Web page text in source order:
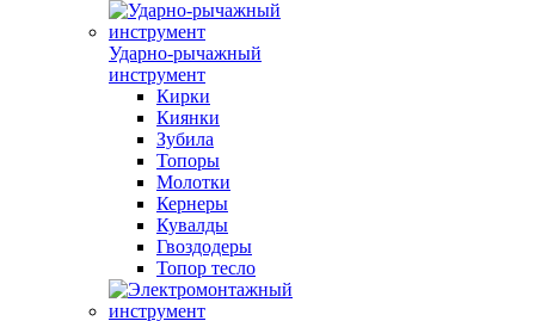
Ударно-рычажный
инструмент
Кирки
Киянки
Зубила
Топоры
Молотки
Кернеры
Кувалды
Гвоздодеры
Топор тесло